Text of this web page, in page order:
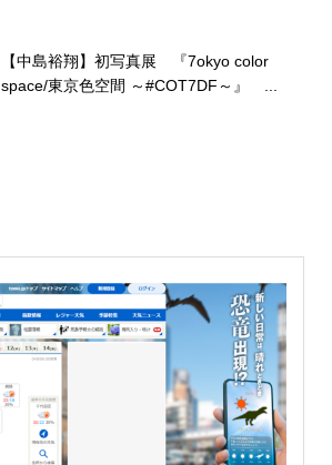
【中島裕翔】初写真展 『7okyo color
space/東京色空間 ～#COT7DF～』 ...